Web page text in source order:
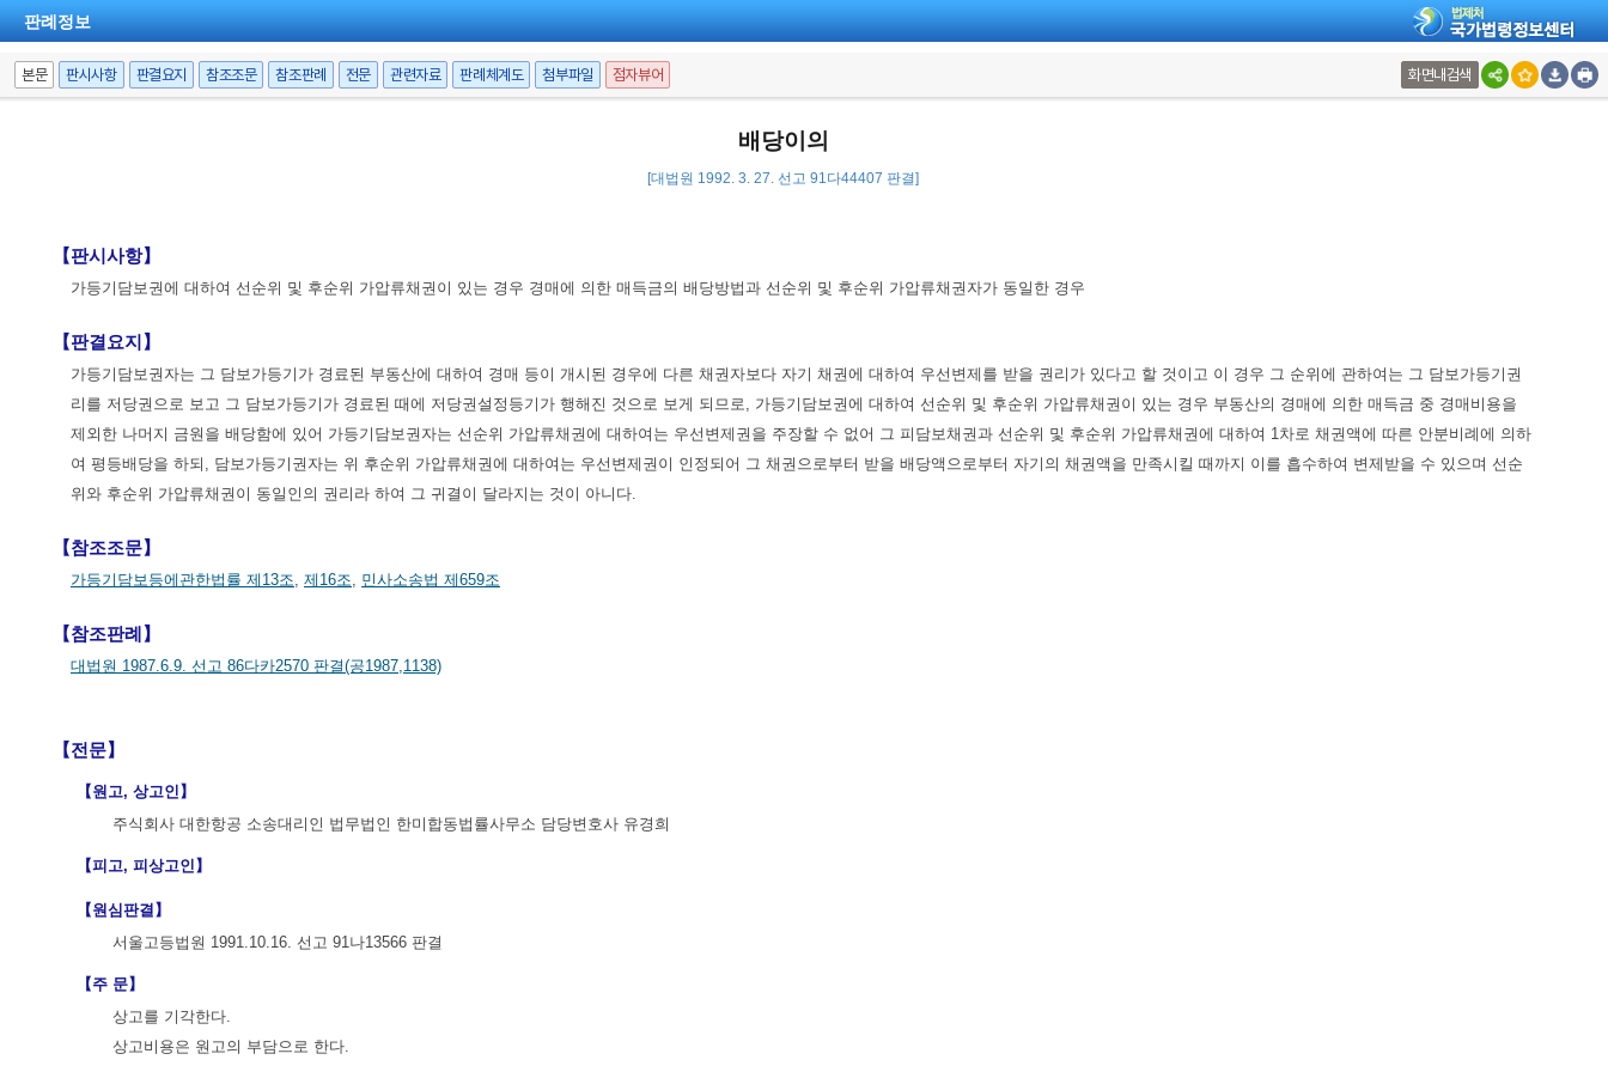
판례정보
본문 판시사항 판결요지 참조조문 참조판례 전문 관련자료 판례체계도 첨부파일 점자뷰어 화면내검색
배당이의
[대법원 1992. 3. 27. 선고 91다44407 판결]
【판시사항】
가등기담보권에 대하여 선순위 및 후순위 가압류채권이 있는 경우 경매에 의한 매득금의 배당방법과 선순위 및 후순위 가압류채권자가 동일한 경우
【판결요지】
가등기담보권자는 그 담보가등기가 경료된 부동산에 대하여 경매 등이 개시된 경우에 다른 채권자보다 자기 채권에 대하여 우선변제를 받을 권리가 있다고 할 것이고 이 경우 그 순위에 관하여는 그 담보가등기권
리를 저당권으로 보고 그 담보가등기가 경료된 때에 저당권설정등기가 행해진 것으로 보게 되므로, 가등기담보권에 대하여 선순위 및 후순위 가압류채권이 있는 경우 부동산의 경매에 의한 매득금 중 경매비용을
제외한 나머지 금원을 배당함에 있어 가등기담보권자는 선순위 가압류채권에 대하여는 우선변제권을 주장할 수 없어 그 피담보채권과 선순위 및 후순위 가압류채권에 대하여 1차로 채권액에 따른 안분비례에 의하
여 평등배당을 하되, 담보가등기권자는 위 후순위 가압류채권에 대하여는 우선변제권이 인정되어 그 채권으로부터 받을 배당액으로부터 자기의 채권액을 만족시킬 때까지 이를 흡수하여 변제받을 수 있으며 선순
위와 후순위 가압류채권이 동일인의 권리라 하여 그 귀결이 달라지는 것이 아니다.
【참조조문】
가등기담보등에관한법률 제13조, 제16조, 민사소송법 제659조
【참조판례】
대법원 1987.6.9. 선고 86다카2570 판결(공1987,1138)
【전문】
【원고, 상고인】
주식회사 대한항공 소송대리인 법무법인 한미합동법률사무소 담당변호사 유경희
【피고, 피상고인】
【원심판결】
서울고등법원 1991.10.16. 선고 91나13566 판결
【주 문】
상고를 기각한다.
상고비용은 원고의 부담으로 한다.